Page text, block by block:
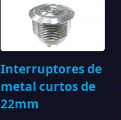
Interruptores de
metal curtos de
22mm